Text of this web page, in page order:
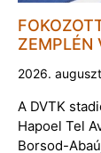
ZEMPLÉN
2026.
A DVTK
Hapoel Tel
Borsod-